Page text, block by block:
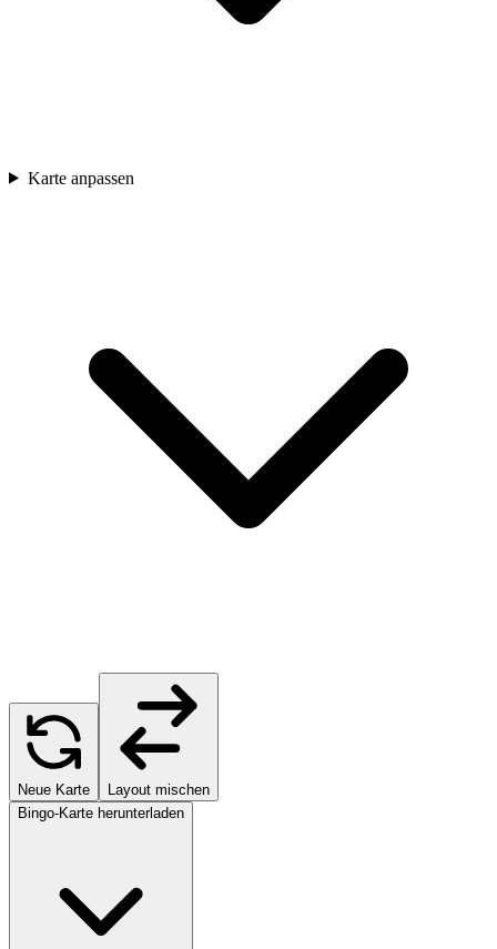
Karte anpassen
Neue Karte
Layout mischen
Bingo-Karte herunterladen